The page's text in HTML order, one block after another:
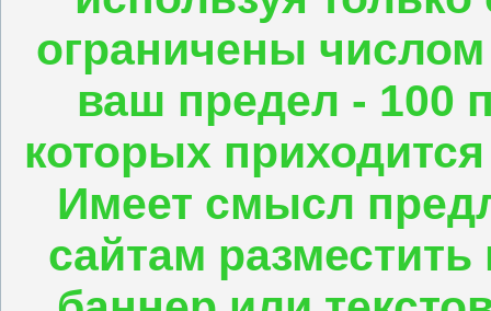
ограничены
ваш предел - 100
которых
Имеет смысл
сайтам